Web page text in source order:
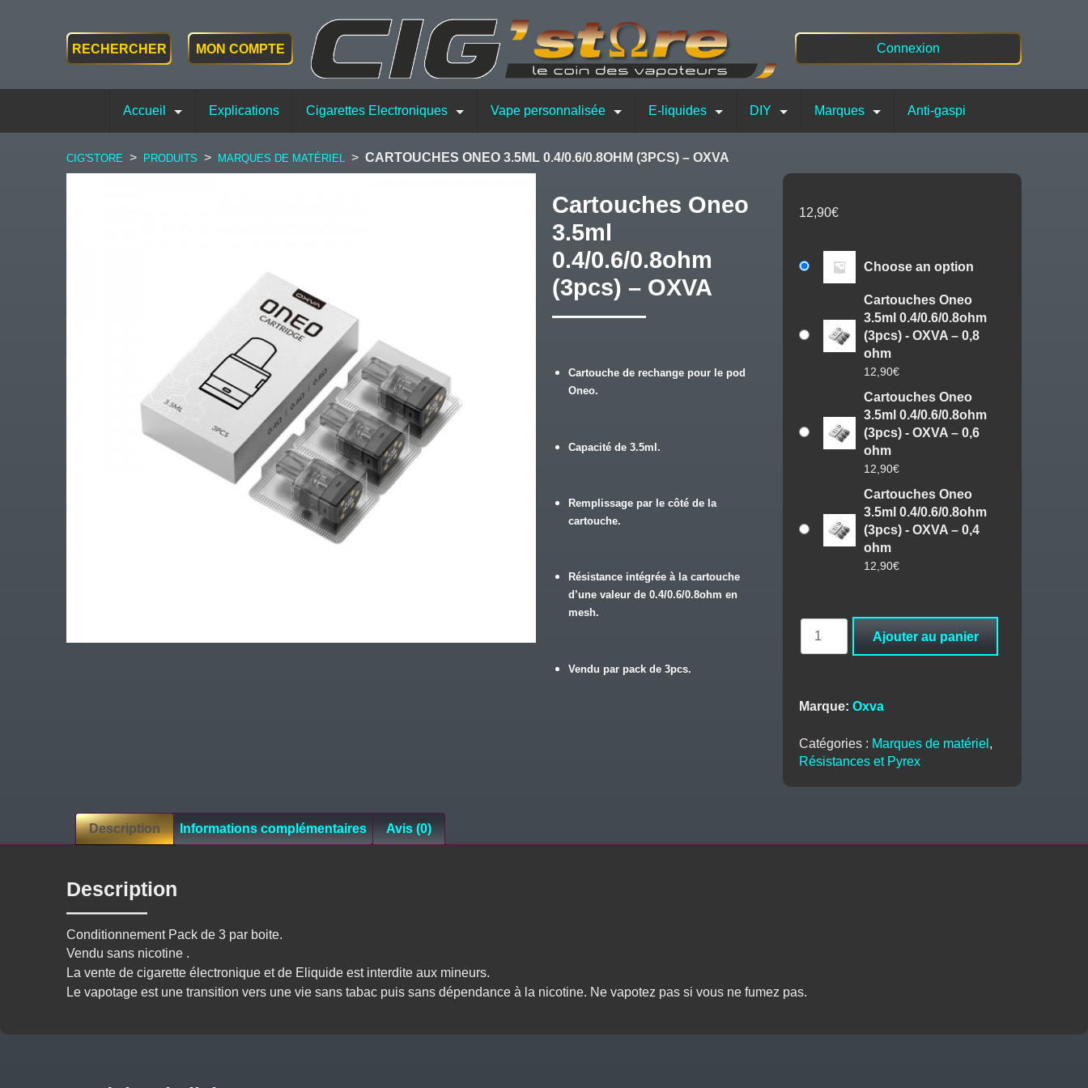
RECHERCHER MON COMPTE Connexion
Accueil Explications Cigarettes Electroniques Vape personnalisée E-liquides DIY Marques Anti-gaspi
CIG'STORE > PRODUITS > MARQUES DE MATÉRIEL > CARTOUCHES ONEO 3.5ML 0.4/0.6/0.8OHM (3PCS) – OXVA
Cartouches Oneo
3.5ml
0.4/0.6/0.8ohm
(3pcs) – OXVA
Cartouche de rechange pour le pod
Oneo.
Capacité de 3.5ml.
Remplissage par le côté de la
cartouche.
Résistance intégrée à la cartouche
d’une valeur de 0.4/0.6/0.8ohm en
mesh.
Vendu par pack de 3pcs.
12,90€
Choose an option
Cartouches Oneo
3.5ml 0.4/0.6/0.8ohm
(3pcs) - OXVA – 0,8
ohm
12,90€
Cartouches Oneo
3.5ml 0.4/0.6/0.8ohm
(3pcs) - OXVA – 0,6
ohm
12,90€
Cartouches Oneo
3.5ml 0.4/0.6/0.8ohm
(3pcs) - OXVA – 0,4
ohm
12,90€
0.4/0.6/0.8ohm
-
OXVA
Ajouter au panier
Marque: Oxva
Catégories : Marques de matériel ,
Résistances et Pyrex
Description Informations complémentaires Avis (0)
Description
Conditionnement Pack de 3 par boite.
Vendu sans nicotine .
La vente de cigarette électronique et de Eliquide est interdite aux mineurs.
Le vapotage est une transition vers une vie sans tabac puis sans dépendance à la nicotine. Ne vapotez pas si vous ne fumez pas.